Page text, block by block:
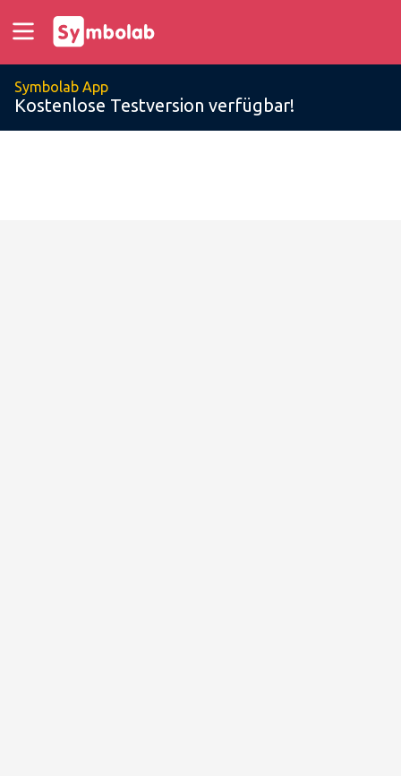
Symbolab App
Kostenlose Testversion verfügbar!